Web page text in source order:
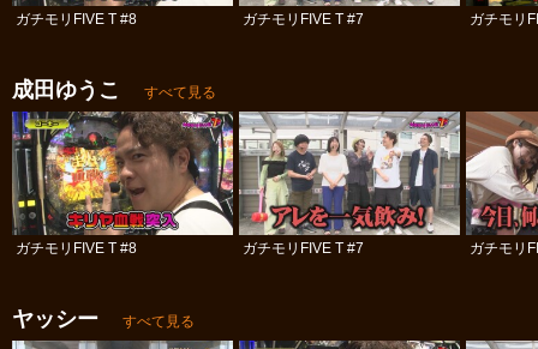
ガチモリFIVE T #8 ガチモリFIVE T #7 ガチモリ
成田ゆうこ すべて見る
ガチモリFIVE T #8 ガチモリFIVE T #7 ガチモリ
ヤッシー すべて見る